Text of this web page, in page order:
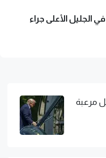
تضرر 9 مبان في الجليل الأعلى جراء
مرعبة